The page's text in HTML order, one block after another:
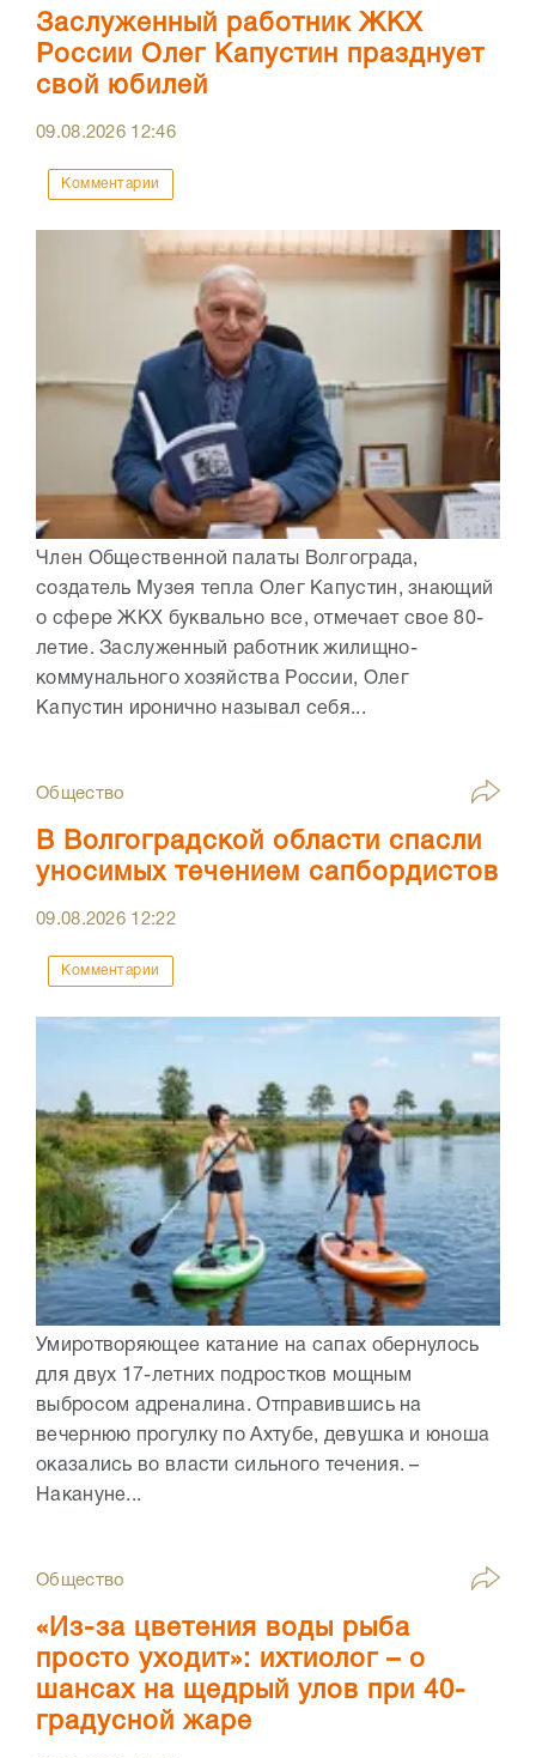
Заслуженный работник ЖКХ
России Олег Капустин празднует
свой юбилей
09.08.2026 12:46
Комментарии
Член Общественной палаты Волгограда,
создатель Музея тепла Олег Капустин, знающий
о сфере ЖКХ буквально все, отмечает свое 80-
летие. Заслуженный работник жилищно-
коммунального хозяйства России, Олег
Капустин иронично называл себя...
Общество
В Волгоградской области спасли
уносимых течением сапбордистов
09.08.2026 12:22
Комментарии
Умиротворяющее катание на сапах обернулось
для двух 17-летних подростков мощным
выбросом адреналина. Отправившись на
вечернюю прогулку по Ахтубе, девушка и юноша
оказались во власти сильного течения. –
Накануне...
Общество
«Из-за цветения воды рыба
просто уходит»: ихтиолог – о
шансах на щедрый улов при 40-
градусной жаре